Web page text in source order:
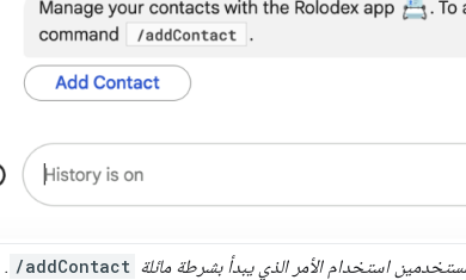
/addContact
.